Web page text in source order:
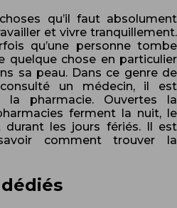
qu’il faut absolument
et vivre tranquillement.
qu’une personne tombe
quelque chose en particulier
sa peau. Dans ce genre de
un médecin, il est
la pharmacie. Ouvertes la
ferment la nuit, le
durant les jours fériés. Il est
comment trouver la